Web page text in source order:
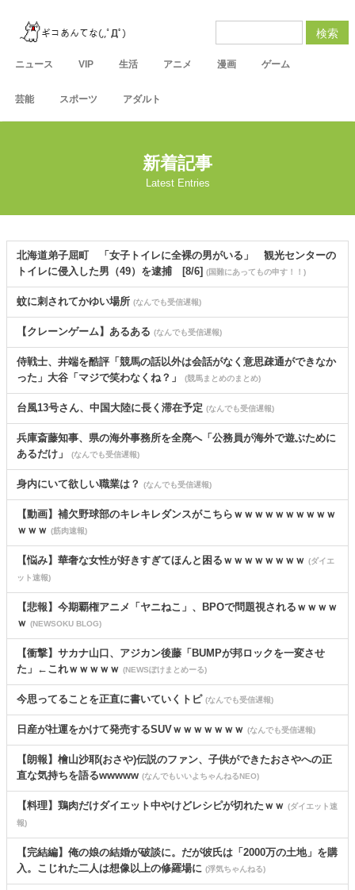
ニュース VIP 生活 アニメ 漫画 ゲーム
芸能 スポーツ アダルト
検索
新着記事
Latest Entries
北海道弟子屈町 「女子トイレに全裸の男がいる」 観光センターの
トイレに侵入した男（49）を逮捕 [8/6] (国難にあってもの申す！！)
蚊に刺されてかゆい場所 (なんでも受信遅報)
【クレーンゲーム】あるある (なんでも受信遅報)
侍戦士、井端を酷評「競馬の話以外は会話がなく意思疎通ができなか
った」大谷「マジで笑わなくね？」
(競馬まとめのまとめ)
台風13号さん、中国大陸に長く滞在予定 (なんでも受信遅報)
兵庫斎藤知事、県の海外事務所を全廃へ「公務員が海外で遊ぶために
あるだけ」
(なんでも受信遅報)
身内にいて欲しい職業は？ (なんでも受信遅報)
【動画】補欠野球部のキレキレダンスがこちらｗｗｗｗｗｗｗｗｗｗ
ｗｗｗ (筋肉速報)
【悩み】華奢な女性が好きすぎてほんと困るｗｗｗｗｗｗｗｗ (ダイエ
ット速報)
【悲報】今期覇権アニメ「ヤニねこ」、BPOで問題視されるｗｗｗｗ
ｗ (NEWSOKU BLOG)
【衝撃】サカナ山口、アジカン後藤「BUMPが邦ロックを一変させ
た」←これｗｗｗｗｗ (NEWSぽけまとめーる)
今思ってることを正直に書いていくトピ (なんでも受信遅報)
日産が社運をかけて発売するSUVｗｗｗｗｗｗｗ (なんでも受信遅報)
【朗報】檜山沙耶(おさや)伝説のファン、子供ができたおさやへの正
直な気持ちを語るwwwww (なんでもいいよちゃんねるNEO)
【料理】鶏肉だけダイエット中やけどレシピが切れたｗｗ (ダイエット速
報)
【完結編】俺の娘の結婚が破談に。だが彼氏は「2000万の土地」を購
入。こじれた二人は想像以上の修羅場に (浮気ちゃんねる)